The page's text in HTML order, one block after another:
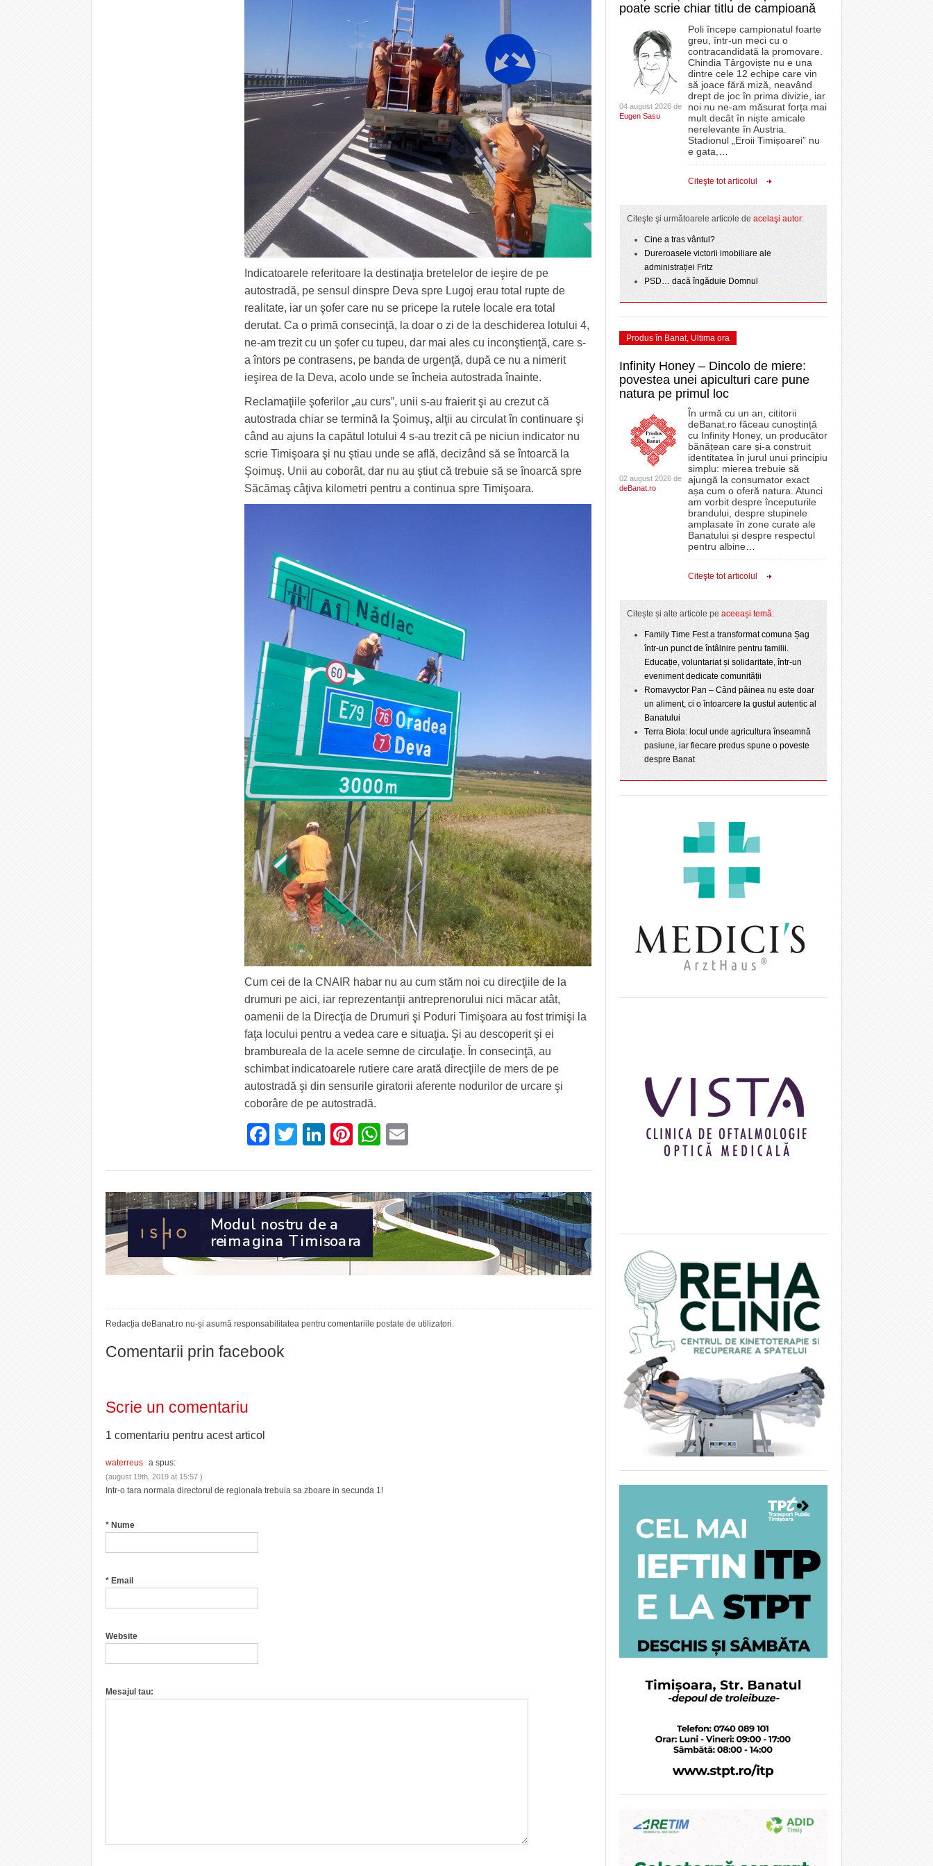
Indicatoarele referitoare la destinaţia bretelelor de ieşire de pe
autostradă, pe sensul dinspre Deva spre Lugoj erau total rupte de
realitate, iar un şofer care nu se pricepe la rutele locale era total
derutat. Ca o primă consecinţă, la doar o zi de la deschiderea lotului 4,
ne-am trezit cu un şofer cu tupeu, dar mai ales cu inconştienţă, care s-
a întors pe contrasens, pe banda de urgenţă, după ce nu a nimerit
ieşirea de la Deva, acolo unde se încheia autostrada înainte.
Reclamaţiile şoferilor „au curs”, unii s-au fraierit şi au crezut că
autostrada chiar se termină la Şoimuş, alţii au circulat în continuare şi
când au ajuns la capătul lotului 4 s-au trezit că pe niciun indicator nu
scrie Timişoara şi nu ştiau unde se află, decizând să se întoarcă la
Şoimuş. Unii au coborât, dar nu au ştiut că trebuie să se înoarcă spre
Săcămaş câţiva kilometri pentru a continua spre Timişoara.
Cum cei de la CNAIR habar nu au cum stăm noi cu direcţiile de la
drumuri pe aici, iar reprezentanţii antreprenorului nici măcar atât,
oamenii de la Direcţia de Drumuri şi Poduri Timişoara au fost trimişi la
faţa locului pentru a vedea care e situaţia. Şi au descoperit şi ei
brambureala de la acele semne de circulaţie. În consecinţă, au
schimbat indicatoarele rutiere care arată direcţiile de mers de pe
autostradă şi din sensurile giratorii aferente nodurilor de urcare şi
coborâre de pe autostradă.
Facebook
Twitter
LinkedIn
Pinterest
WhatsApp
Redacția deBanat.ro nu-și asumă responsabilitatea pentru comentariile postate de utilizatori.
Comentarii prin facebook
Scrie un comentariu
1 comentariu pentru acest articol
waterreus a spus:
(august 19th, 2019 at 15:57 )
Intr-o tara normala directorul de regionala trebuia sa zboare in secunda 1!
* Nume
* Email
Website
Mesajul tau:
poate scrie chiar titlu de campioană
04 august 2026 de
Eugen Sasu
Poli începe campionatul foarte
greu, într-un meci cu o
contracandidată la promovare.
Chindia Târgoviște nu e una
dintre cele 12 echipe care vin
să joace fără miză, neavând
drept de joc în prima divizie, iar
noi nu ne-am măsurat forța mai
mult decât în niște amicale
nerelevante în Austria.
Stadionul „Eroii Timișoarei” nu
e gata,
Citeşte tot articolul
Citeşte şi următoarele articole de acelaşi autor:
Cine a tras vântul?
Dureroasele victorii imobiliare ale
administrației Fritz
PSD… dacă îngăduie Domnul
Produs în Banat, Ultima ora
Infinity Honey – Dincolo de miere:
povestea unei apiculturi care pune
natura pe primul loc
02 august 2026 de
deBanat.ro
În urmă cu un an, cititorii
deBanat.ro făceau cunoștință
cu Infinity Honey, un producător
bănățean care și-a construit
identitatea în jurul unui principiu
simplu: mierea trebuie să
ajungă la consumator exact
așa cum o oferă natura. Atunci
am vorbit despre începuturile
brandului, despre stupinele
amplasate în zone curate ale
Banatului și despre respectul
pentru albine
Citeşte tot articolul
Citește și alte articole pe aceeași temă:
Family Time Fest a transformat comuna Șag
într-un punct de întâlnire pentru familii.
Educație, voluntariat și solidaritate, într-un
eveniment dedicate comunității
Romavyctor Pan – Când pâinea nu este doar
un aliment, ci o întoarcere la gustul autentic al
Banatului
Terra Biola: locul unde agricultura înseamnă
pasiune, iar fiecare produs spune o poveste
despre Banat